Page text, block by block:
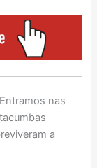
nas
a